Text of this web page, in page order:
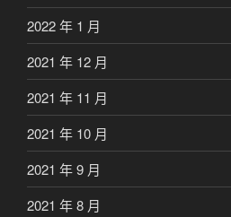
2022 年 1 月
2021 年 12 月
2021 年 11 月
2021 年 10 月
2021 年 9 月
2021 年 8 月